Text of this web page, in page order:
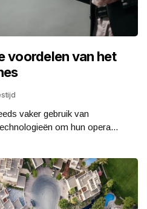
voordelen van het
vaker gebruik van
om hun opera...